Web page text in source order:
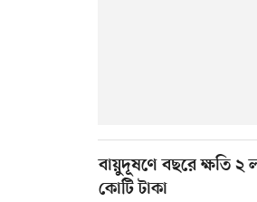
বায়ুদূষণে বছরে ক্ষতি ২
কোটি টাকা